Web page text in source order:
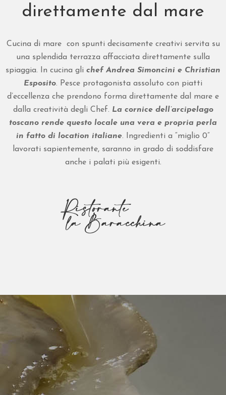
W
C
N
A
direttamente dal mare
Cucina di mare con spunti decisamente creativi servita su
una splendida terrazza affacciata direttamente sulla
spiaggia. In cucina gli chef Andrea Simoncini e Christian
Esposito. Pesce protagonista assoluto con piatti
d’eccellenza che prendono forma direttamente dal mare e
dalla creatività degli Chef. La cornice dell’arcipelago
toscano rende questo locale una vera e propria perla
in fatto di location italiane. Ingredienti a “miglio 0”
lavorati sapientemente, saranno in grado di soddisfare
anche i palati più esigenti.